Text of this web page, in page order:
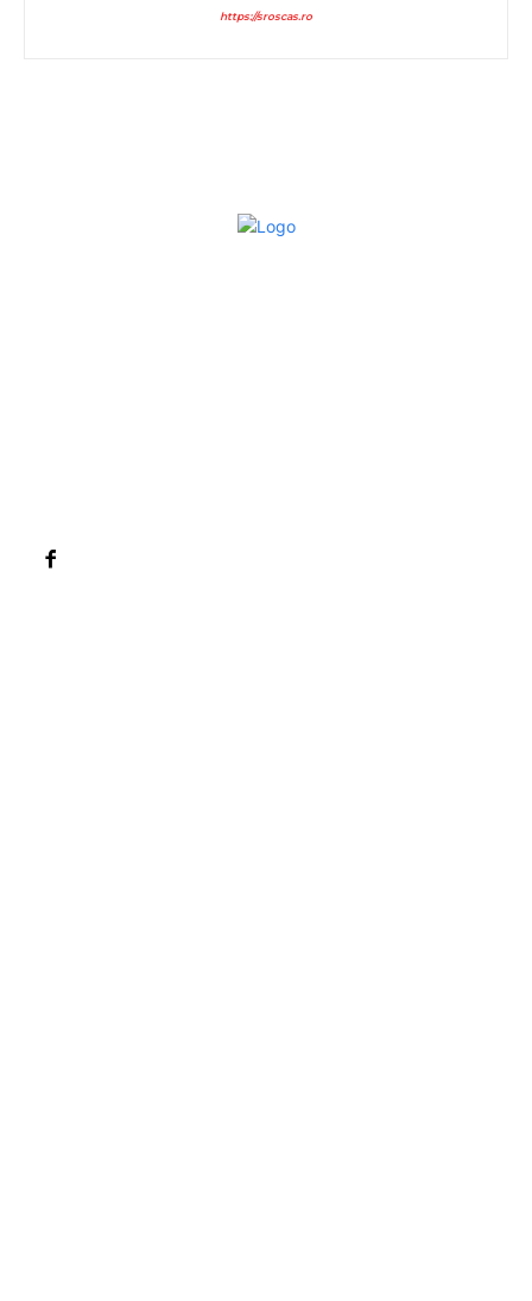
https://sroscas.ro